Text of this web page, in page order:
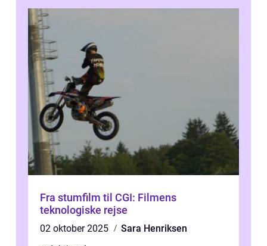
Fra stumfilm til CGI: Filmens
teknologiske rejse
02 oktober 2025
Sara Henriksen